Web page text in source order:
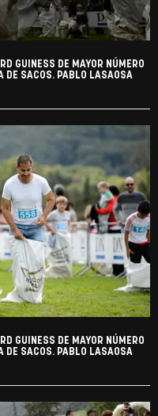
GUINESS DE MAYOR NÚMERO
DE SACOS. PABLO LASAOSA
GUINESS DE MAYOR NÚMERO
DE SACOS. PABLO LASAOSA